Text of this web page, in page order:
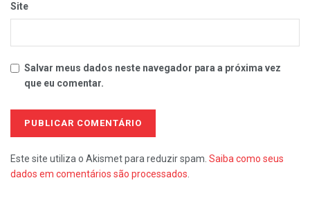
Site
Salvar meus dados neste navegador para a próxima vez
que eu comentar.
Este site utiliza o Akismet para reduzir spam. Saiba como seus
dados em comentários são processados